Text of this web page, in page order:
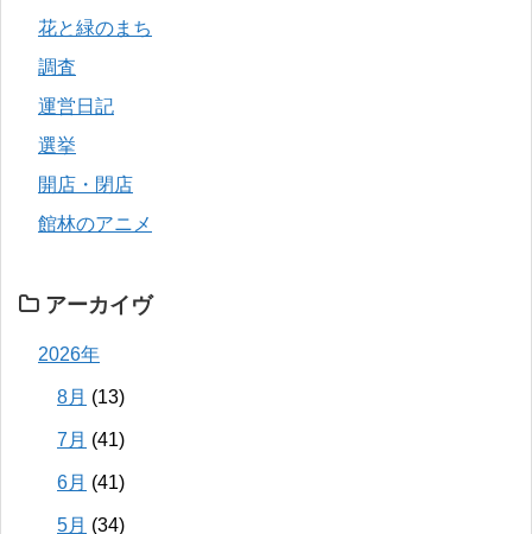
花と緑のまち
調査
運営日記
選挙
開店・閉店
館林のアニメ
アーカイヴ
2026年
8月 (13)
7月 (41)
6月 (41)
5月 (34)